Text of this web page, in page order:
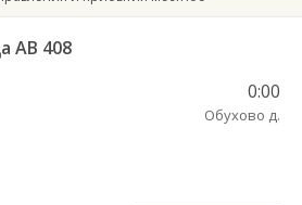
АВ 408
0:00
Обухово д.